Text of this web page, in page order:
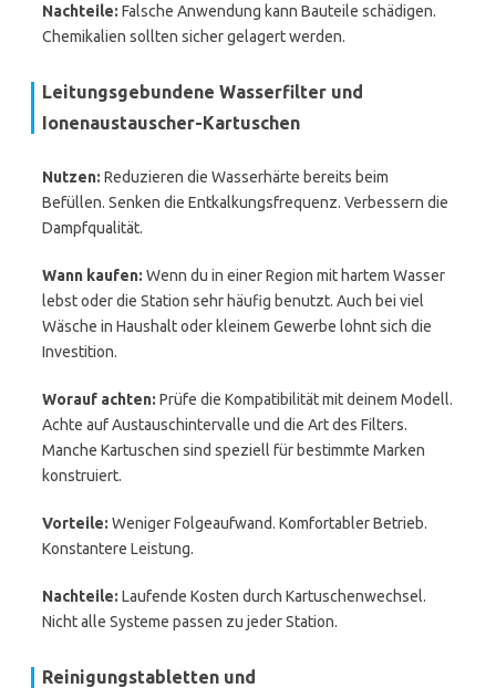
Nachteile: Falsche Anwendung kann Bauteile schädigen.
Chemikalien sollten sicher gelagert werden.
Leitungsgebundene Wasserfilter und
Ionenaustauscher-Kartuschen
Nutzen: Reduzieren die Wasserhärte bereits beim
Befüllen. Senken die Entkalkungsfrequenz. Verbessern die
Dampfqualität.
Wann kaufen: Wenn du in einer Region mit hartem Wasser
lebst oder die Station sehr häufig benutzt. Auch bei viel
Wäsche in Haushalt oder kleinem Gewerbe lohnt sich die
Investition.
Worauf achten: Prüfe die Kompatibilität mit deinem Modell.
Achte auf Austauschintervalle und die Art des Filters.
Manche Kartuschen sind speziell für bestimmte Marken
konstruiert.
Vorteile: Weniger Folgeaufwand. Komfortabler Betrieb.
Konstantere Leistung.
Nachteile: Laufende Kosten durch Kartuschenwechsel.
Nicht alle Systeme passen zu jeder Station.
Reinigungstabletten und